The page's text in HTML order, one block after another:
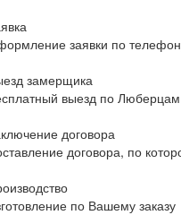
заявки по
замерщика
выезд по Люберцам
договора
договора, по
по Вашему заказу